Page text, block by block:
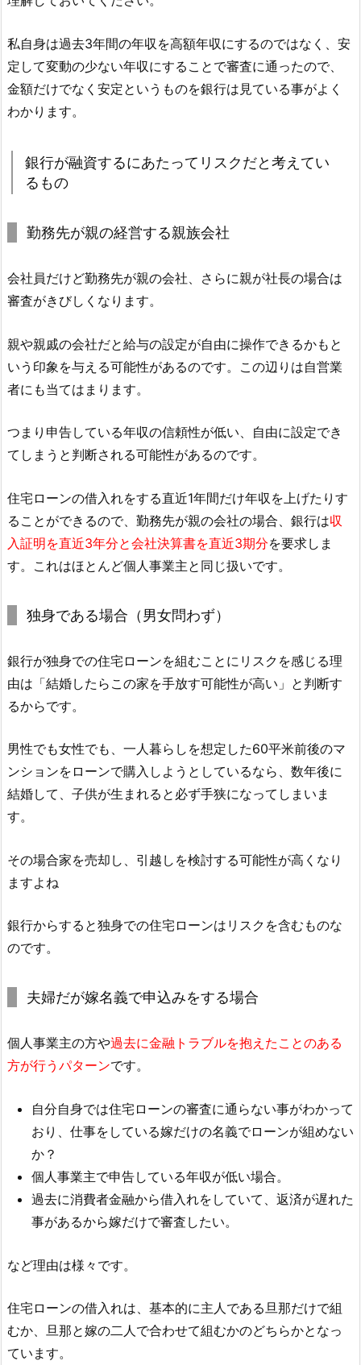
私自身は過去3年間の年収を高額年収にするのではなく、安
定して変動の少ない年収にすることで審査に通ったので、
金額だけでなく安定というものを銀行は見ている事がよく
わかります。
銀行が融資するにあたってリスクだと考えてい
るもの
勤務先が親の経営する親族会社
会社員だけど勤務先が親の会社、さらに親が社長の場合は
審査がきびしくなります。
親や親戚の会社だと給与の設定が自由に操作できるかもと
いう印象を与える可能性があるのです。この辺りは自営業
者にも当てはまります。
つまり申告している年収の信頼性が低い、自由に設定でき
てしまうと判断される可能性があるのです。
住宅ローンの借入れをする直近1年間だけ年収を上げたりす
ることができるので、勤務先が親の会社の場合、銀行は収
入証明を直近3年分と会社決算書を直近3期分を要求しま
す。これはほとんど個人事業主と同じ扱いです。
独身である場合（男女問わず）
銀行が独身での住宅ローンを組むことにリスクを感じる理
由は「結婚したらこの家を手放す可能性が高い」と判断す
るからです。
男性でも女性でも、一人暮らしを想定した60平米前後のマ
ンションをローンで購入しようとしているなら、数年後に
結婚して、子供が生まれると必ず手狭になってしまいま
す。
その場合家を売却し、引越しを検討する可能性が高くなり
ますよね
銀行からすると独身での住宅ローンはリスクを含むものな
のです。
夫婦だが嫁名義で申込みをする場合
個人事業主の方や過去に金融トラブルを抱えたことのある
方が行うパターンです。
自分自身では住宅ローンの審査に通らない事がわかって
おり、仕事をしている嫁だけの名義でローンが組めない
か？
個人事業主で申告している年収が低い場合。
過去に消費者金融から借入れをしていて、返済が遅れた
事があるから嫁だけで審査したい。
など理由は様々です。
住宅ローンの借入れは、基本的に主人である旦那だけで組
むか、旦那と嫁の二人で合わせて組むかのどちらかとなっ
ています。